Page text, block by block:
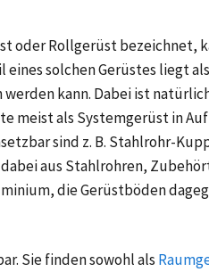
oder Rollgerüst bezeichnet,
solchen Gerüstes liegt
kann. Dabei ist
meist als Systemgerüst in
sind z. B. Stahlrohr-
aus Stahlrohren,
die Gerüstböden
Sie finden sowohl als